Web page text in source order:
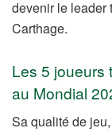
devenir le leader
Carthage.
Les 5 joueurs
au Mondial
Sa qualité de